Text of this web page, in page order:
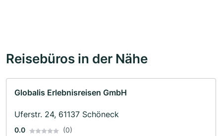
Reisebüros in der Nähe
Globalis Erlebnisreisen GmbH
Uferstr. 24, 61137 Schöneck
0.0 (0)